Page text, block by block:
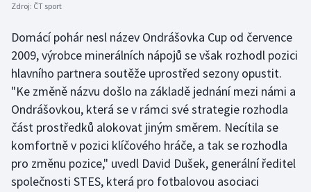
Plavání
Plážový volejbal
Ragby
Rychlobruslení
Rychlostní kanoistika
Short track
Zdroj: ČT sport
Domácí pohár nesl název Ondrášovka Cup od července
2009, výrobce minerálních nápojů se však rozhodl pozici
hlavního partnera soutěže uprostřed sezony opustit.
"Ke změně názvu došlo na základě jednání mezi námi a
Ondrášovkou, která se v rámci své strategie rozhodla
část prostředků alokovat jiným směrem. Necítila se
komfortně v pozici klíčového hráče, a tak se rozhodla
pro změnu pozice," uvedl David Dušek, generální ředitel
společnosti STES, která pro fotbalovou asociaci